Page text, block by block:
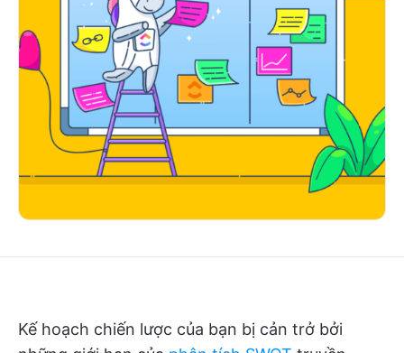
Kế hoạch chiến lược của bạn bị cản trở bởi